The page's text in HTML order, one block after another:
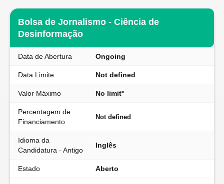
Bolsa de Jornalismo - Ciência de
Desinformação
Data de Abertura Ongoing
Data Limite Not defined
Valor Máximo No limit*
Percentagem de
Financiamento
Not defined
Idioma da
Candidatura - Antigo
Inglês
Estado Aberto